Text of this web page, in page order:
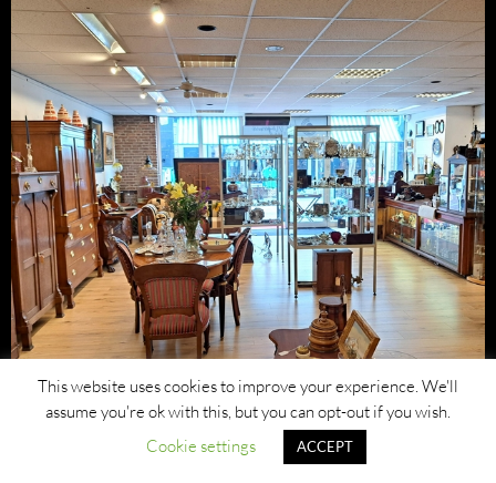
This website uses cookies to improve your experience. We'll
assume you're ok with this, but you can opt-out if you wish.
Cookie settings
ACCEPT